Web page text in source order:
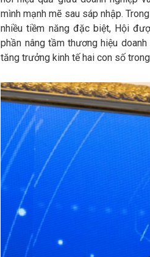
mình mạnh mẽ sau sáp nhập.
nhiều tiềm năng đặc biệt, Hội
phần nâng tầm thương hiệu
tăng trưởng kinh tế hai con số